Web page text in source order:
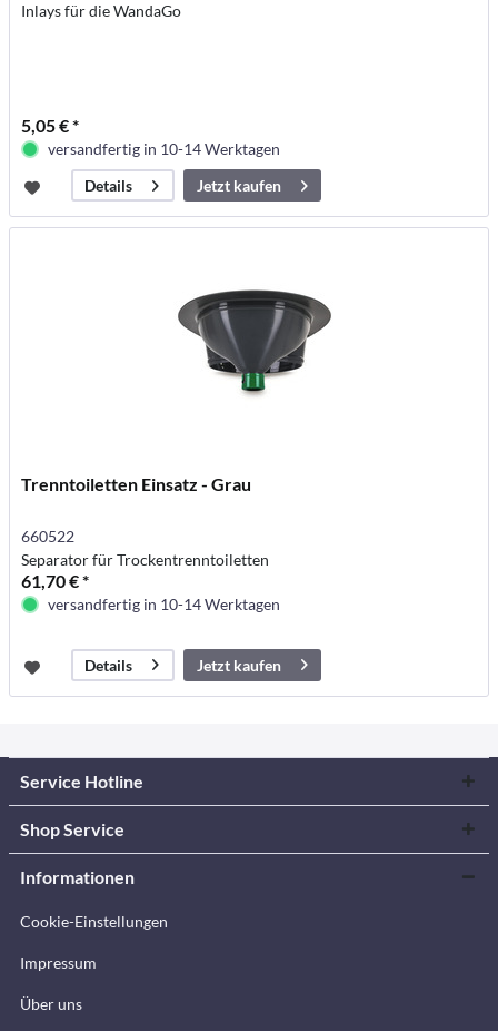
Inlays für die WandaGo
5,05 € *
versandfertig in 10-14 Werktagen
Details
Jetzt kaufen
Trenntoiletten Einsatz - Grau
660522
Separator für Trockentrenntoiletten
61,70 € *
versandfertig in 10-14 Werktagen
Details Jetzt kaufen
Service Hotline
Shop Service
Informationen
Cookie-Einstellungen
Impressum
Über uns